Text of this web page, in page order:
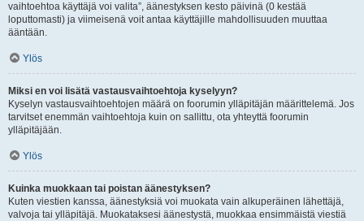
vaihtoehtoa käyttäjä voi valita”, äänestyksen kesto päivinä (0 kestää
loputtomasti) ja viimeisenä voit antaa käyttäjille mahdollisuuden muuttaa
ääntään.
Ylös
Miksi en voi lisätä vastausvaihtoehtoja kyselyyn?
Kyselyn vastausvaihtoehtojen määrä on foorumin ylläpitäjän määrittelemä. Jos
tarvitset enemmän vaihtoehtoja kuin on sallittu, ota yhteyttä foorumin
ylläpitäjään.
Ylös
Kuinka muokkaan tai poistan äänestyksen?
Kuten viestien kanssa, äänestyksiä voi muokata vain alkuperäinen lähettäjä,
valvoja tai ylläpitäjä. Muokataksesi äänestystä, muokkaa ensimmäistä viestiä